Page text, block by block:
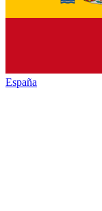
España